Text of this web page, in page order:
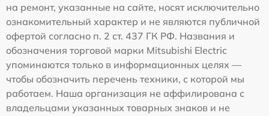
на ремонт, указанные на сайте, носят исключительно
ознакомительный характер и не являются публичной
офертой согласно п. 2 ст. 437 ГК РФ. Названия и
обозначения торговой марки Mitsubishi Electric
упоминаются только в информационных целях —
чтобы обозначить перечень техники, с которой мы
работаем. Наша организация не аффилирована с
владельцами указанных товарных знаков и не